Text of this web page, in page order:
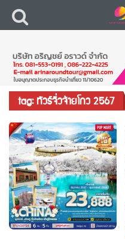
tag: ทัวร์จิ่วจ้ายโกว 2567